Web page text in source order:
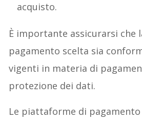
acquisto.
È importante assicurarsi che
pagamento scelta sia
vigenti in materia di
protezione dei dati.
Le piattaforme di